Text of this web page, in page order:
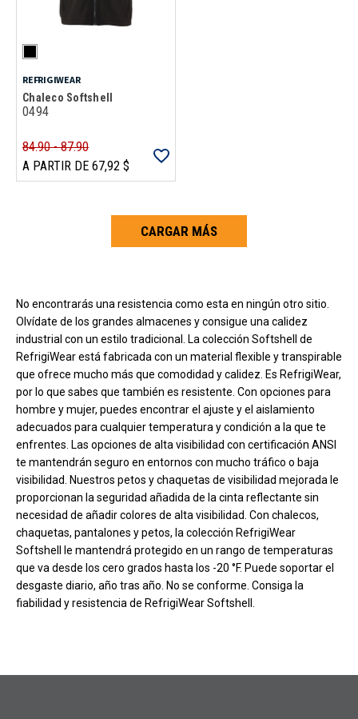
REFRIGIWEAR
Chaleco Softshell
0494
84.90 - 87.90
A PARTIR DE 67,92 $
CARGAR MÁS
Carga más productos. El lector de pantalla anunciará cuando se hayan
No encontrarás una resistencia como esta en ningún otro sitio.
Olvídate de los grandes almacenes y consigue una calidez
industrial con un estilo tradicional. La colección Softshell de
RefrigiWear está fabricada con un material flexible y transpirable
que ofrece mucho más que comodidad y calidez. Es RefrigiWear,
por lo que sabes que también es resistente. Con opciones para
hombre y mujer, puedes encontrar el ajuste y el aislamiento
adecuados para cualquier temperatura y condición a la que te
enfrentes. Las opciones de alta visibilidad con certificación ANSI
te mantendrán seguro en entornos con mucho tráfico o baja
visibilidad. Nuestros petos y chaquetas de visibilidad mejorada le
proporcionan la seguridad añadida de la cinta reflectante sin
necesidad de añadir colores de alta visibilidad. Con chalecos,
chaquetas, pantalones y petos, la colección RefrigiWear
Softshell le mantendrá protegido en un rango de temperaturas
que va desde los cero grados hasta los -20 °F. Puede soportar el
desgaste diario, año tras año. No se conforme. Consiga la
fiabilidad y resistencia de RefrigiWear Softshell.